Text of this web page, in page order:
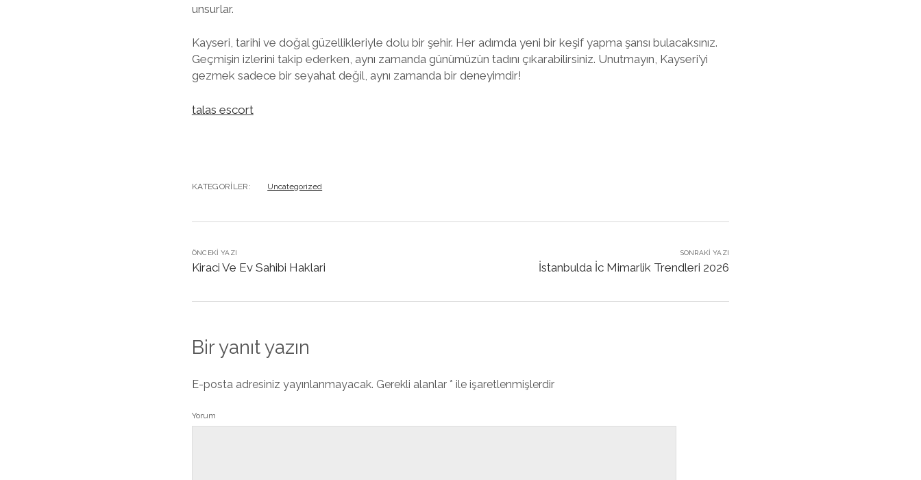
unsurlar.
Kayseri, tarihi ve doğal güzellikleriyle dolu bir şehir. Her adımda yeni bir keşif yapma şansı bulacaksınız.
Geçmişin izlerini takip ederken, aynı zamanda günümüzün tadını çıkarabilirsiniz. Unutmayın, Kayseri’yi
gezmek sadece bir seyahat değil, aynı zamanda bir deneyimdir!
talas escort
KATEGORILER: Uncategorized
ÖNCEKI YAZI
Kiraci Ve Ev Sahibi Haklari
SONRAKI YAZI
İstanbulda İc Mimarlik Trendleri 2026
Bir yanıt yazın
E-posta adresiniz yayınlanmayacak. Gerekli alanlar * ile işaretlenmişlerdir
Yorum